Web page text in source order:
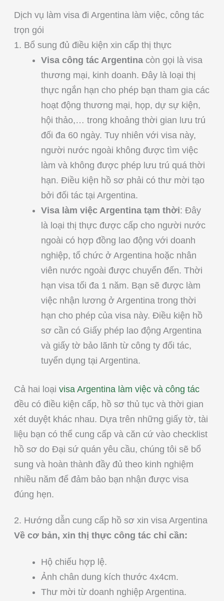
Dịch vụ làm visa đi Argentina làm việc, công tác
trọn gói
1. Bổ sung đủ điều kiện xin cấp thị thực
Visa công tác Argentina còn gọi là visa
thương mại, kinh doanh. Đây là loại thị
thực ngắn hạn cho phép bạn tham gia các
hoạt động thương mại, họp, dự sự kiện,
hội thảo,… trong khoảng thời gian lưu trú
đối đa 60 ngày. Tuy nhiên với visa này,
người nước ngoài không được tìm việc
làm và không được phép lưu trú quá thời
hạn. Điều kiện hồ sơ phải có thư mời tạo
bởi đối tác tại Argentina.
Visa làm việc Argentina tạm thời: Đây
là loại thị thực được cấp cho người nước
ngoài có hợp đồng lao động với doanh
nghiệp, tổ chức ở Argentina hoặc nhân
viên nước ngoài được chuyển đến. Thời
hạn visa tối đa 1 năm. Bạn sẽ được làm
việc nhận lương ở Argentina trong thời
hạn cho phép của visa này. Điều kiện hồ
sơ cần có Giấy phép lao động Argentina
và giấy tờ bảo lãnh từ công ty đối tác,
tuyển dụng tại Argentina.
Cả hai loại visa Argentina làm việc và công tác
đều có điều kiện cấp, hồ sơ thủ tục và thời gian
xét duyệt khác nhau. Dựa trên những giấy tờ, tài
liệu bạn có thể cung cấp và căn cứ vào checklist
hồ sơ do Đại sứ quán yêu cầu, chúng tôi sẽ bổ
sung và hoàn thành đầy đủ theo kinh nghiệm
nhiều năm để đảm bảo bạn nhận được visa
đúng hẹn.
2. Hướng dẫn cung cấp hồ sơ xin visa Argentina
Về cơ bản, xin thị thực công tác chỉ cần:
Hộ chiếu hợp lệ.
Ảnh chân dung kích thước 4x4cm.
Thư mời từ doanh nghiệp Argentina.